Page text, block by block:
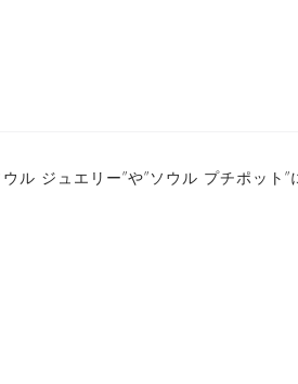
ル ジュエリー”や”ソウル プチポット”